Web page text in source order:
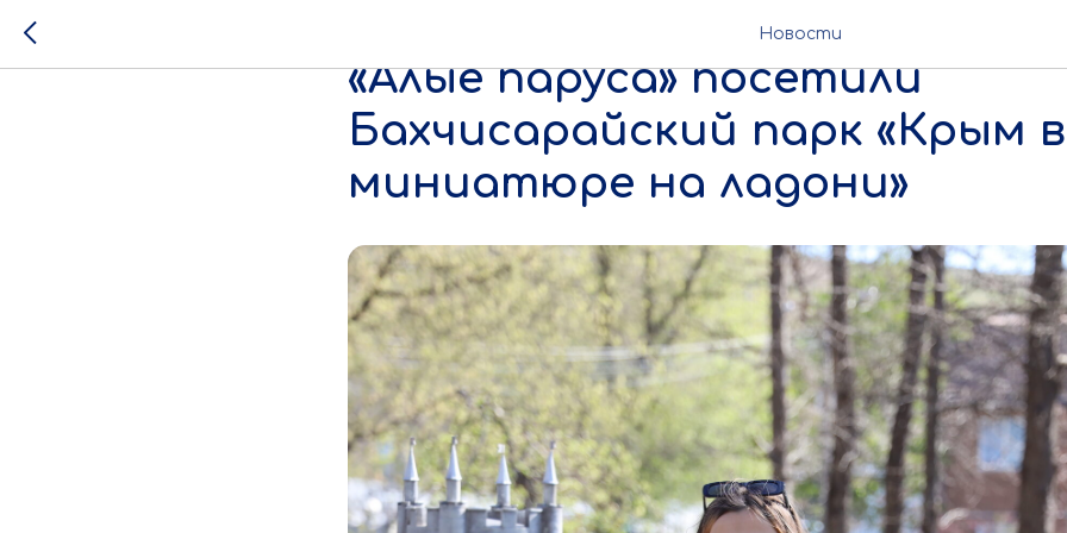
Новости
Традиционно экипажи
«Алые паруса» посетили
Бахчисарайский парк «Крым в
миниатюре на ладони»